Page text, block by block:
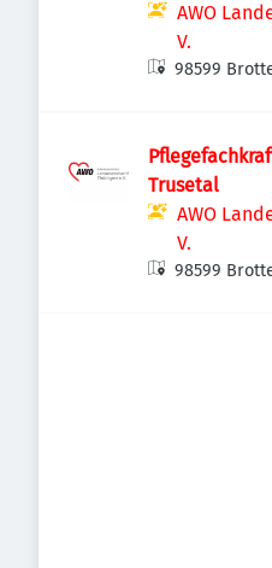
AWO
V.
98599
Trusetal
AWO
V.
98599